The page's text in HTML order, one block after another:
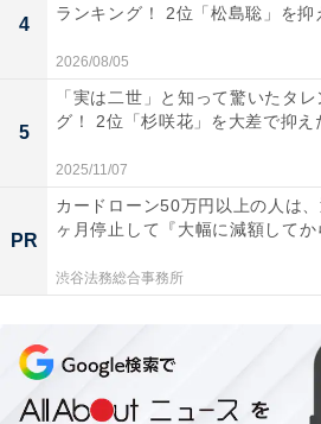
チョコレートミント
第2位に輝いたのは、チョコレート
前年1位だったチョコレートミン
しくも2位。爽やかなミントと口
トのバランスが絶妙です。
4
ランキング！ 2位「松島聡」を抑
2026/08/05
5
「実は二世」と知って驚いたタ
グ！ 2位「杉咲花」を大差で抑え
2025/11/07
PR
カードローン50万円以上の人は
ヶ月停止して『大幅に減額してか
渋谷法務総合事務所